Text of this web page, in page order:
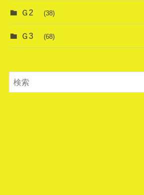
Ｇ2 (38)
Ｇ3 (68)